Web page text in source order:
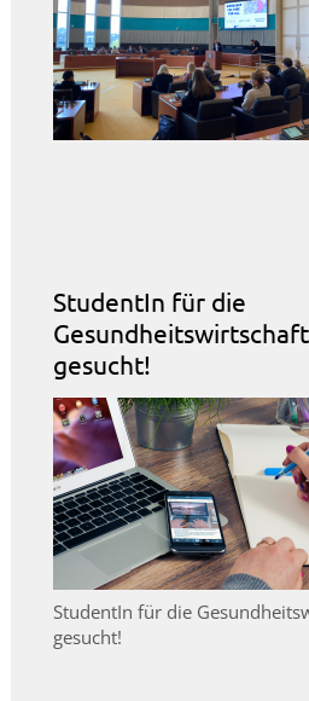
StudentIn für die
gesucht!
StudentIn für die
gesucht!